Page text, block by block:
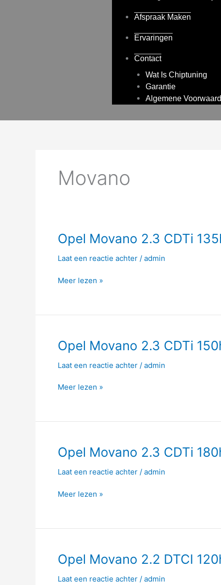
Afspraak Maken
Ervaringen
Contact
Wat Is Chiptuning
Garantie
Algemene
Movano
Opel Movano 2.3 CDTi
Laat een reactie achter / admin
Opel
Movano
2.3
135hp
Meer lezen »
Opel Movano 2.3 CDTi
Laat een reactie achter / admin
Opel
Movano
2.3
150hp
Meer lezen »
Opel Movano 2.3 CDTi
Laat een reactie achter / admin
Opel
Movano
2.3
180hp
Meer lezen »
Opel Movano 2.2 DTCI
Laat een reactie achter / admin
Opel
Movano
2.2